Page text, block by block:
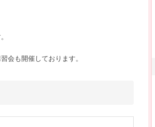
会も開催しております。